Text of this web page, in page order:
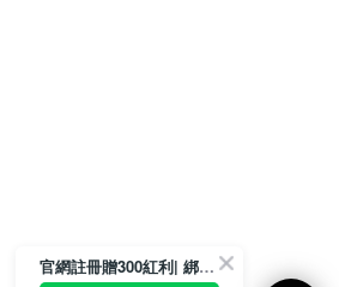
官網註冊贈300紅利| 綁定LINE再領取專屬優惠